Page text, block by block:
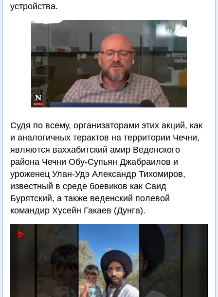
устройства.
Судя по всему, организаторами этих акций, как
и аналогичных терактов на территории Чечни,
являются ваххабитский амир Веденского
района Чечни Обу-Супьян Джабраилов и
уроженец Улан-Удэ Александр Тихомиров,
известный в среде боевиков как Саид
Бурятский, а также веденский полевой
командир Хусейн Гакаев (Дунга).